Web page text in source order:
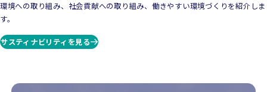
環境への取り組み、社会貢献への取り組み、働きやすい環境づくりを紹介しま
す。
サスティナビリティを見る